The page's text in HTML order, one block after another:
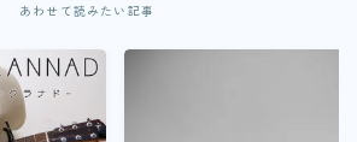
あわせて読みたい記事